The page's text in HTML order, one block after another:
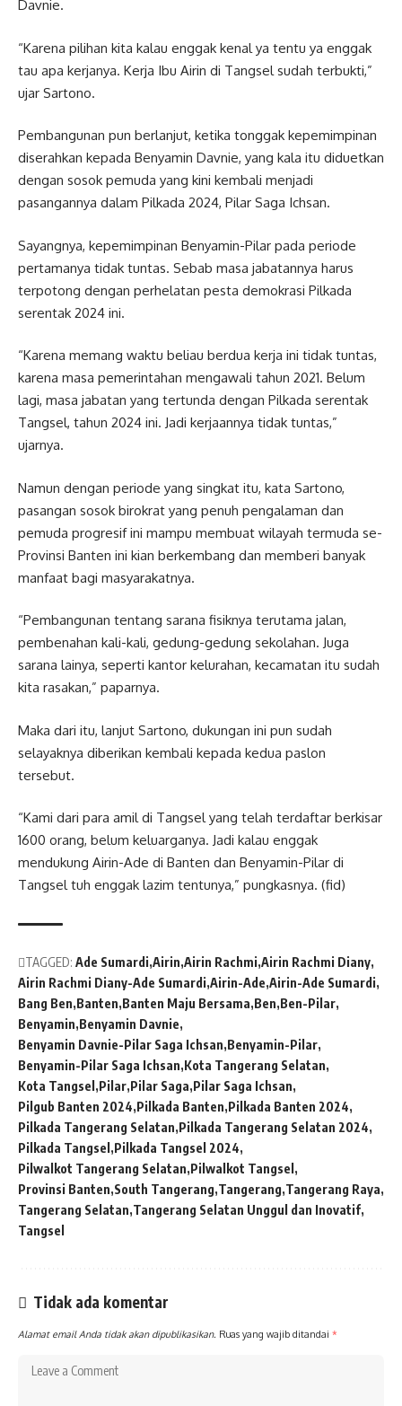
Davnie.
“Karena pilihan kita kalau enggak kenal ya tentu ya enggak
tau apa kerjanya. Kerja Ibu Airin di Tangsel sudah terbukti,”
ujar Sartono.
Pembangunan pun berlanjut, ketika tonggak kepemimpinan
diserahkan kepada Benyamin Davnie, yang kala itu diduetkan
dengan sosok pemuda yang kini kembali menjadi
pasangannya dalam Pilkada 2024, Pilar Saga Ichsan.
Sayangnya, kepemimpinan Benyamin-Pilar pada periode
pertamanya tidak tuntas. Sebab masa jabatannya harus
terpotong dengan perhelatan pesta demokrasi Pilkada
serentak 2024 ini.
“Karena memang waktu beliau berdua kerja ini tidak tuntas,
karena masa pemerintahan mengawali tahun 2021. Belum
lagi, masa jabatan yang tertunda dengan Pilkada serentak
Tangsel, tahun 2024 ini. Jadi kerjaannya tidak tuntas,”
ujarnya.
Namun dengan periode yang singkat itu, kata Sartono,
pasangan sosok birokrat yang penuh pengalaman dan
pemuda progresif ini mampu membuat wilayah termuda se-
Provinsi Banten ini kian berkembang dan memberi banyak
manfaat bagi masyarakatnya.
“Pembangunan tentang sarana fisiknya terutama jalan,
pembenahan kali-kali, gedung-gedung sekolahan. Juga
sarana lainya, seperti kantor kelurahan, kecamatan itu sudah
kita rasakan,” paparnya.
Maka dari itu, lanjut Sartono, dukungan ini pun sudah
selayaknya diberikan kembali kepada kedua paslon
tersebut.
“Kami dari para amil di Tangsel yang telah terdaftar berkisar
1600 orang, belum keluarganya. Jadi kalau enggak
mendukung Airin-Ade di Banten dan Benyamin-Pilar di
Tangsel tuh enggak lazim tentunya,” pungkasnya. (fid)
TAGGED: Ade Sumardi Airin Airin Rachmi Airin Rachmi Diany
Airin Rachmi Diany-Ade Sumardi Airin-Ade Airin-Ade Sumardi
Bang Ben Banten Banten Maju Bersama Ben Ben-Pilar
Benyamin Benyamin Davnie
Benyamin Davnie-Pilar Saga Ichsan Benyamin-Pilar
Benyamin-Pilar Saga Ichsan Kota Tangerang Selatan
Kota Tangsel Pilar Pilar Saga Pilar Saga Ichsan
Pilgub Banten 2024 Pilkada Banten Pilkada Banten 2024
Pilkada Tangerang Selatan Pilkada Tangerang Selatan 2024
Pilkada Tangsel Pilkada Tangsel 2024
Pilwalkot Tangerang Selatan Pilwalkot Tangsel
Provinsi Banten South Tangerang Tangerang Tangerang Raya
Tangerang Selatan Tangerang Selatan Unggul dan Inovatif
Tangsel
Tidak ada komentar
Alamat email Anda tidak akan dipublikasikan. Ruas yang wajib ditandai *